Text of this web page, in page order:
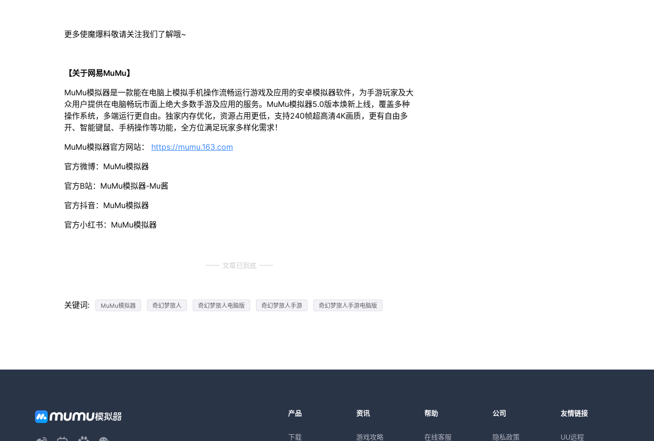
更多使魔爆料敬请关注我们了解哦~
【关于网易MuMu】
MuMu模拟器是一款能在电脑上模拟手机操作流畅运行游戏及应用的安卓模拟器软件，为手游玩家及大
众用户提供在电脑畅玩市面上绝大多数手游及应用的服务。MuMu模拟器5.0版本焕新上线，覆盖多种
操作系统，多端运行更自由。独家内存优化，资源占用更低，支持240帧超高清4K画质，更有自由多
开、智能键鼠、手柄操作等功能，全方位满足玩家多样化需求！
MuMu模拟器官方网站： https://mumu.163.com
官方微博：MuMu模拟器
官方B站：MuMu模拟器-Mu酱
官方抖音：MuMu模拟器
官方小红书：MuMu模拟器
文章已到底
关键词: MuMu模拟器 奇幻梦旅人 奇幻梦旅人电脑版 奇幻梦旅人手游 奇幻梦旅人手游电脑版
产品
下载
资讯
游戏攻略
帮助
在线客服
公司
隐私政策
友情链接
UU远程